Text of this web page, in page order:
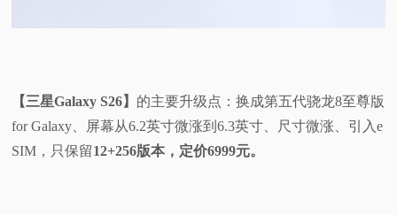
【三星Galaxy S26】 的主要升级点：换成第五代骁龙8至尊版
for Galaxy、屏幕从6.2英寸微涨到6.3英寸、尺寸微涨、引入e
SIM，只保留12+256版本，定价6999元。